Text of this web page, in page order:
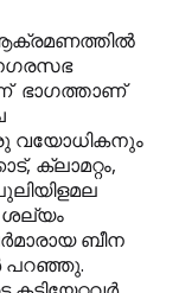
ഭാഗത്താണ്
വയോധികനും
ക്ലാമറ്റം,
ശല്യം
ബീന
പറഞ്ഞു.